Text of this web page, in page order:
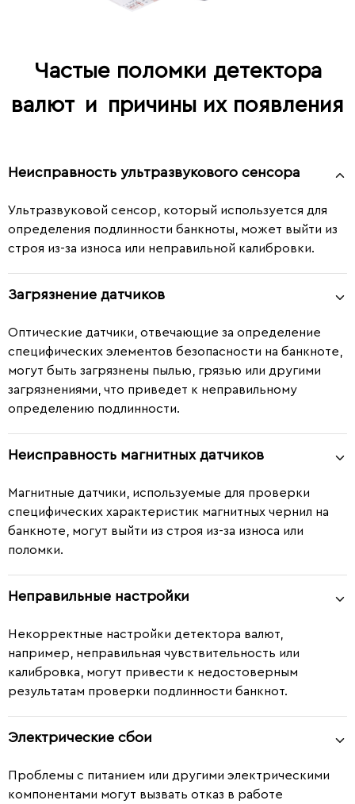
Частые поломки детектора
валют и причины их появления
Неисправность ультразвукового сенсора
Ультразвуковой сенсор, который используется для
определения подлинности банкноты, может выйти из
строя из-за износа или неправильной калибровки.
Загрязнение датчиков
Оптические датчики, отвечающие за определение
специфических элементов безопасности на банкноте,
могут быть загрязнены пылью, грязью или другими
загрязнениями, что приведет к неправильному
определению подлинности.
Неисправность магнитных датчиков
Магнитные датчики, используемые для проверки
специфических характеристик магнитных чернил на
банкноте, могут выйти из строя из-за износа или
поломки.
Неправильные настройки
Некорректные настройки детектора валют,
например, неправильная чувствительность или
калибровка, могут привести к недостоверным
результатам проверки подлинности банкнот.
Электрические сбои
Проблемы с питанием или другими электрическими
компонентами могут вызвать отказ в работе